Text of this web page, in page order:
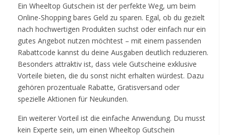
Ein Wheeltop Gutschein ist der perfekte Weg, um beim
Online-Shopping bares Geld zu sparen. Egal, ob du gezielt
nach hochwertigen Produkten suchst oder einfach nur ein
gutes Angebot nutzen möchtest – mit einem passenden
Rabattcode kannst du deine Ausgaben deutlich reduzieren.
Besonders attraktiv ist, dass viele Gutscheine exklusive
Vorteile bieten, die du sonst nicht erhalten würdest. Dazu
gehören prozentuale Rabatte, Gratisversand oder
spezielle Aktionen für Neukunden.
Ein weiterer Vorteil ist die einfache Anwendung. Du musst
kein Experte sein, um einen Wheeltop Gutschein